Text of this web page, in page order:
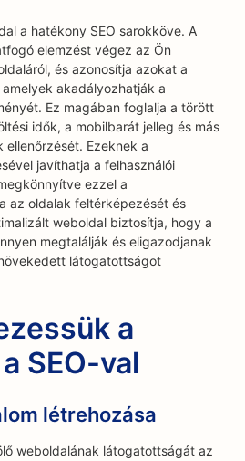
a hatékony SEO sarokköve. A
elemzést végez az Ön
és azonosítja azokat a
akadályozhatják a
Ez magában foglalja a törött
idők, a mobilbarát jelleg és más
Ezeknek a
javíthatja a felhasználói
ezzel a
az oldalak feltérképezését és
weboldal biztosítja, hogy a
megtalálják és eligazodjanak
látogatottságot
a
SEO-val
létrehozása
weboldalának látogatottságát az